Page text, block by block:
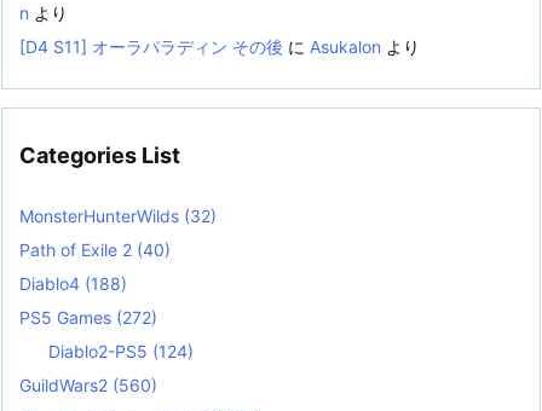
n より
[D4 S11] オーラパラディン その後 に Asukalon より
Categories List
MonsterHunterWilds (32)
Path of Exile 2 (40)
Diablo4 (188)
PS5 Games (272)
Diablo2-PS5 (124)
GuildWars2 (560)